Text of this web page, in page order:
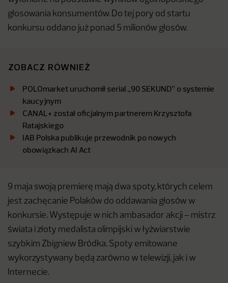
głosowania konsumentów. Do tej pory od startu
konkursu oddano już ponad 5 milionów głosów.
ZOBACZ RÓWNIEŻ
POLOmarket uruchomił serial „90 SEKUND” o systemie
kaucyjnym
CANAL+ został oficjalnym partnerem Krzysztofa
Ratajskiego
IAB Polska publikuje przewodnik po nowych
obowiązkach AI Act
9 maja swoją premierę mają dwa spoty, których celem
jest zachęcanie Polaków do oddawania głosów w
konkursie. Występuje w nich ambasador akcji – mistrz
świata i złoty medalista olimpijski w łyżwiarstwie
szybkim Zbigniew Bródka. Spoty emitowane
wykorzystywany będą zarówno w telewizji, jak i w
Internecie.